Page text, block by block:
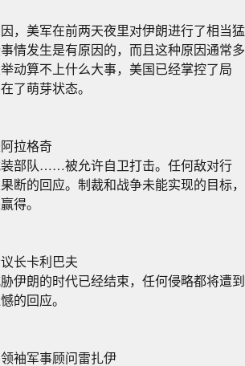
，美军在前两天夜里对伊朗进行了相当猛
情发生是有原因的，而且这种原因通常多
动算不上什么大事，美国已经掌控了局
了萌芽状态。
拉格奇
部队……被允许自卫打击。任何敌对行
断的回应。制裁和战争未能实现的目标，
得。
长卡利巴夫
伊朗的时代已经结束，任何侵略都将遭到
的回应。
袖军事顾问雷扎伊